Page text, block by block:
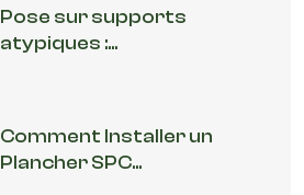
Pose sur supports
atypiques :...
Comment Installer un
Plancher SPC...